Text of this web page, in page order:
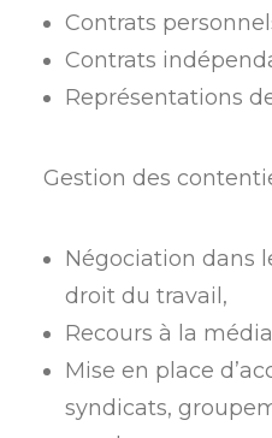
Contrats
Contrats
Représentations
Gestion des
Négociation dans
droit du travail,
Recours à la
Mise en place
syndicats,